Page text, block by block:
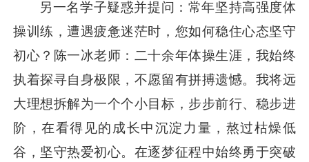
另一名学子疑惑并提问：常年坚持高强度体
操训练，遭遇疲惫迷茫时，您如何稳住心态坚守
初心？陈一冰老师：二十余年体操生涯，我始终
执着探寻自身极限，不愿留有拼搏遗憾。我将远
大理想拆解为一个个小目标，步步前行、稳步进
阶，在看得见的成长中沉淀力量，熬过枯燥低
谷，坚守热爱初心。在逐梦征程中始终勇于突破